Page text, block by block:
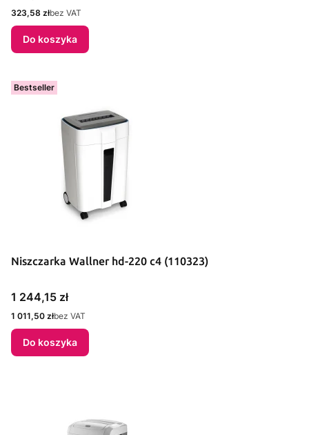
Cena
323,58 złbez VAT
Do koszyka
Bestseller
Niszczarka Wallner hd-220 c4 (110323)
Cena
1 244,15 zł
Cena
1 011,50 złbez VAT
Do koszyka